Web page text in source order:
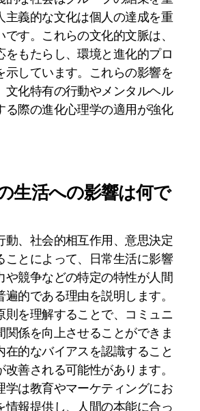
化心理学にどのように影
間の行動、認知、社会的規範に
によって、進化心理学を大きく
る文化は多様な特性を優先し、
タイルに影響を与えます。た
です。これらの文化的文脈は、
をもたらし、環境と進化的プロ
しています。これらの影響を
文化特有の行動やメンタルヘル
る際の進化心理学の適用が強化
生活への影響は何で
動、社会的相互作用、意思決定
ことによって、日常生活に影響